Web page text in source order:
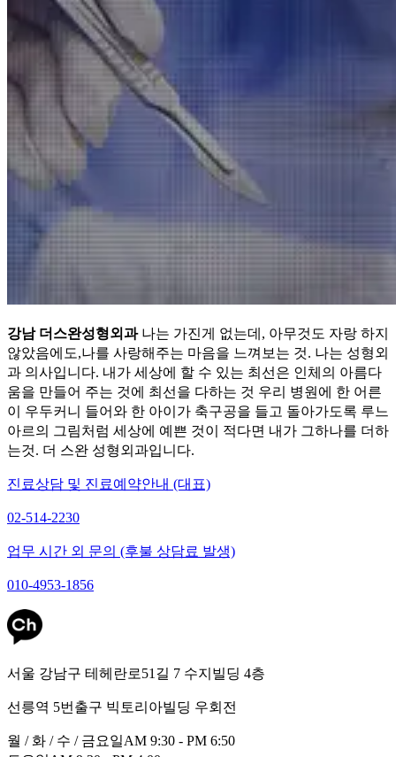
강남 더스완성형외과 나는 가진게 없는데, 아무것도 자랑 하지
않았음에도,나를 사랑해주는 마음을 느껴보는 것. 나는 성형외
과 의사입니다. 내가 세상에 할 수 있는 최선은 인체의 아름다
움을 만들어 주는 것에 최선을 다하는 것 우리 병원에 한 어른
이 우두커니 들어와 한 아이가 축구공을 들고 돌아가도록 루느
아르의 그림처럼 세상에 예쁜 것이 적다면 내가 그하나를 더하
는것. 더 스완 성형외과입니다.
진료상담 및 진료예약안내 (대표)
02-514-2230
업무 시간 외 문의 (후불 상담료 발생)
010-4953-1856
서울 강남구 테헤란로51길 7 수지빌딩 4층
선릉역 5번출구 빅토리아빌딩 우회전
월 / 화 / 수 / 금요일AM 9:30 - PM 6:50